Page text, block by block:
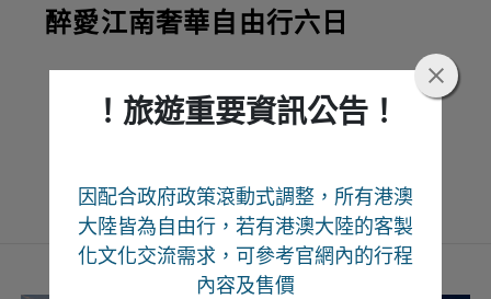
！旅遊重要資訊公告！
因配合政府政策滾動式調整，所有港澳
大陸皆為自由行，若有港澳大陸的客製
化文化交流需求，可參考官網內的行程
內容及售價
醉愛江南奢華自由行六日
Recommend